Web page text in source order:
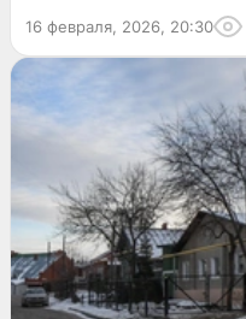
16 февраля, 2026, 20:30